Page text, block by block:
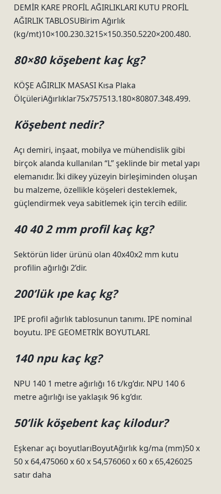
DEMİR KARE PROFİL AĞIRLIKLARI KUTU PROFİL
AĞIRLIK TABLOSUBirim Ağırlık
(kg/mt)10×100.230.3215×150.350.5220×200.480.
80×80 köşebent kaç kg?
KÖŞE AĞIRLIK MASASI Kısa Plaka
ÖlçüleriAğırlıklar75x757513.180×80807.348.499.
Köşebent nedir?
Açı demiri, inşaat, mobilya ve mühendislik gibi
birçok alanda kullanılan “L” şeklinde bir metal yapı
elemanıdır. İki dikey yüzeyin birleşiminden oluşan
bu malzeme, özellikle köşeleri desteklemek,
güçlendirmek veya sabitlemek için tercih edilir.
40 40 2 mm profil kaç kg?
Sektörün lider ürünü olan 40x40x2 mm kutu
profilin ağırlığı 2’dir.
200’lük ıpe kaç kg?
IPE profil ağırlık tablosunun tanımı. IPE nominal
boyutu. IPE GEOMETRİK BOYUTLARI.
140 npu kaç kg?
NPU 140 1 metre ağırlığı 16 t/kg’dır. NPU 140 6
metre ağırlığı ise yaklaşık 96 kg’dır.
50’lik köşebent kaç kilodur?
Eşkenar açı boyutlarıBoyutAğırlık kg/ma (mm)50 x
50 x 64,475060 x 60 x 54,576060 x 60 x 65,426025
satır daha